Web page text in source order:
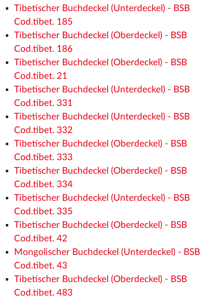
Tibetischer Buchdeckel (Unterdeckel) - BSB
Cod.tibet. 185
Tibetischer Buchdeckel (Oberdeckel) - BSB
Cod.tibet. 186
Tibetischer Buchdeckel (Oberdeckel) - BSB
Cod.tibet. 21
Tibetischer Buchdeckel (Unterdeckel) - BSB
Cod.tibet. 331
Tibetischer Buchdeckel (Unterdeckel) - BSB
Cod.tibet. 332
Tibetischer Buchdeckel (Oberdeckel) - BSB
Cod.tibet. 333
Tibetischer Buchdeckel (Oberdeckel) - BSB
Cod.tibet. 334
Tibetischer Buchdeckel (Unterdeckel) - BSB
Cod.tibet. 335
Tibetischer Buchdeckel (Oberdeckel) - BSB
Cod.tibet. 42
Mongolischer Buchdeckel (Unterdeckel) - BSB
Cod.tibet. 43
Tibetischer Buchdeckel (Oberdeckel) - BSB
Cod.tibet. 483